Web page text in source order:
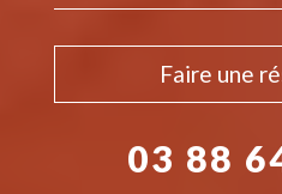
Faire une
03 88